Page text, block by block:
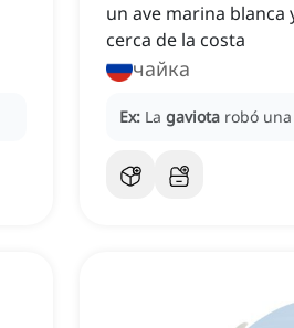
un ave marina blanca
cerca de la costa
чайка
Ex: La gaviota robó